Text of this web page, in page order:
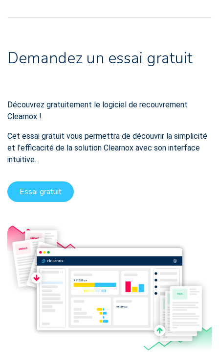
Demandez un essai gratuit
Découvrez gratuitement le logiciel de recouvrement
Clearnox !
Cet essai gratuit vous permettra de découvrir la simplicité
et l'efficacité de la solution Clearnox avec son interface
intuitive.
Essai gratuit